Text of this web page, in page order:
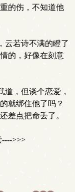
的伤，不知道他
云若诗不满的瞪了
的，好像在刻意
，但谈个恋爱，
就绑住他了吗？
差点把命丢了。
>>>